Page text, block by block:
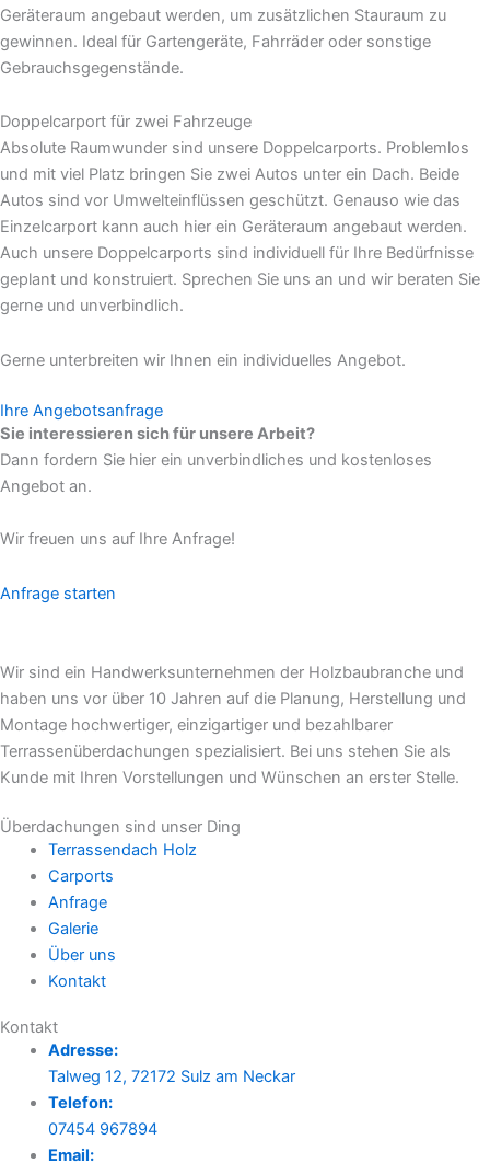
Geräteraum angebaut werden, um zusätzlichen Stauraum zu
gewinnen. Ideal für Gartengeräte, Fahrräder oder sonstige
Gebrauchsgegenstände.
Doppelcarport für zwei Fahrzeuge
Absolute Raumwunder sind unsere Doppelcarports. Problemlos
und mit viel Platz bringen Sie zwei Autos unter ein Dach. Beide
Autos sind vor Umwelteinflüssen geschützt. Genauso wie das
Einzelcarport kann auch hier ein Geräteraum angebaut werden.
Auch unsere Doppelcarports sind individuell für Ihre Bedürfnisse
geplant und konstruiert. Sprechen Sie uns an und wir beraten Sie
gerne und unverbindlich.
Gerne unterbreiten wir Ihnen ein individuelles Angebot.
Ihre Angebotsanfrage
Sie interessieren sich für unsere Arbeit?
Dann fordern Sie hier ein unverbindliches und kostenloses
Angebot an.
Wir freuen uns auf Ihre Anfrage!
Anfrage starten
Wir sind ein Handwerksunternehmen der Holzbaubranche und
haben uns vor über 10 Jahren auf die Planung, Herstellung und
Montage hochwertiger, einzigartiger und bezahlbarer
Terrassenüberdachungen spezialisiert. Bei uns stehen Sie als
Kunde mit Ihren Vorstellungen und Wünschen an erster Stelle.
Überdachungen sind unser Ding
Terrassendach Holz
Carports
Anfrage
Galerie
Über uns
Kontakt
Kontakt
Adresse:
Talweg 12, 72172 Sulz am Neckar
Telefon:
07454 967894
Email: